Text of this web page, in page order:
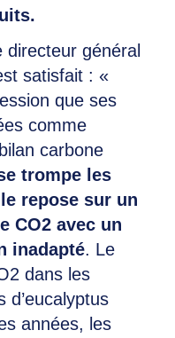
directeur général
satisfait : «
que ses
comme
carbone
trompe les
repose sur un
CO2 avec un
inadapté. Le
dans les
d’eucalyptus
années, les